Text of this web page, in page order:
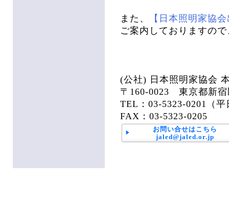
また、
【日本照明家協
ご案内しておりますの
(公社) 日本照明家協会
〒160-0023 東京都新宿
TEL：03-5323-0201（
FAX：03-5323-0205
お問い合せはこちら
jaled@jaled.or.jp